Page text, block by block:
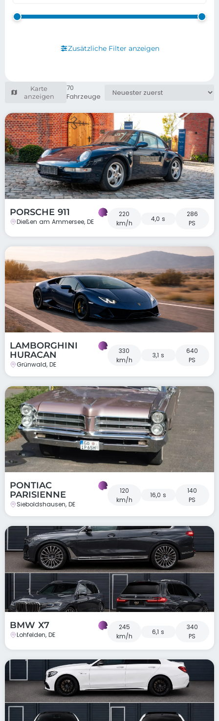
Zusätzliche Filter anzeigen
Karte
anzeigen
70
Fahrzeuge
PORSCHE 911
Dießen am Ammersee, DE
220
km/h
4,0 s
286
PS
LAMBORGHINI
HURACAN
Grünwald, DE
330
km/h
3,1 s
640
PS
PONTIAC
PARISIENNE
Sieboldshausen, DE
120
km/h
16,0 s
140
PS
BMW X7
Lohfelden, DE
245
km/h
6,1 s
340
PS